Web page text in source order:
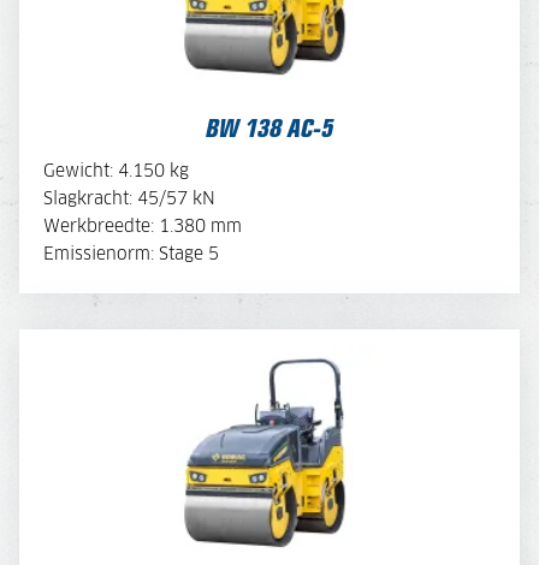
BW 138 AC-5
Gewicht: 4.150 kg
Slagkracht: 45/57 kN
Werkbreedte: 1.380 mm
Emissienorm: Stage 5
BW 138 AD-5